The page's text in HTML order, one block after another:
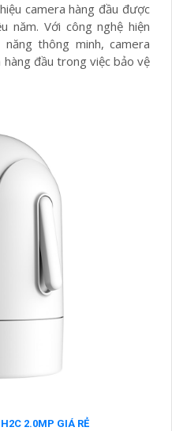
camera hàng đầu được
năm. Với công nghệ hiện
thông minh, camera
đầu trong việc bảo vệ
2.0MP GIÁ RẺ